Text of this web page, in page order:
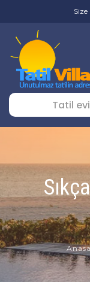
Size